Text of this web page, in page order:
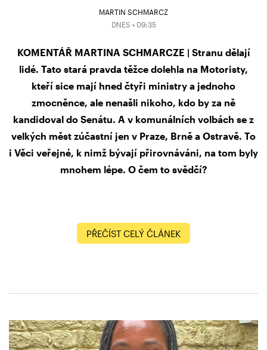
MARTIN SCHMARCZ
DNES • 09:35
KOMENTÁŘ MARTINA SCHMARCZE | Stranu dělají
lidé. Tato stará pravda těžce dolehla na Motoristy,
kteří sice mají hned čtyři ministry a jednoho
zmocněnce, ale nenašli nikoho, kdo by za ně
kandidoval do Senátu. A v komunálních volbách se z
velkých měst zúčastní jen v Praze, Brně a Ostravě. To
i Věci veřejné, k nimž bývají přirovnáváni, na tom byly
mnohem lépe. O čem to svědčí?
PŘEČÍST CELÝ ČLÁNEK